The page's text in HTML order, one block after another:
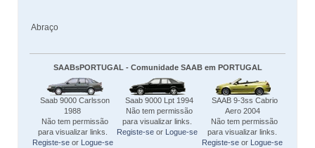
Abraço
SAABsPORTUGAL - Comunidade SAAB em PORTUGAL
Saab 9000 Carlsson
1988
Não tem permissão
para visualizar links.
Registe-seor Logue-se
Saab 9000 Lpt 1994
Não tem permissão
para visualizar links.
Registe-se or Logue-se
SAAB 9-3ss Cabrio
Aero 2004
Não tem permissão
para visualizar links.
Registe-se or Logue-se